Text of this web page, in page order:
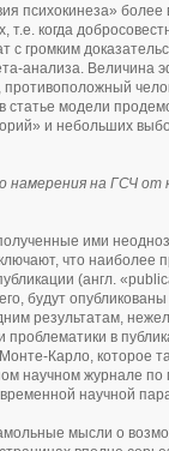
психокинеза»
когда
громким
анализа. Величина
модели
и небольших
намерения на ГСЧ
ими
что
(англ.
будут
результатам,
в
Карло, которое
научном журнале по
научной
мысли о